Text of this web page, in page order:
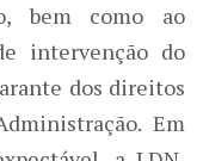
bem como ao
intervenção do
dos direitos
Em